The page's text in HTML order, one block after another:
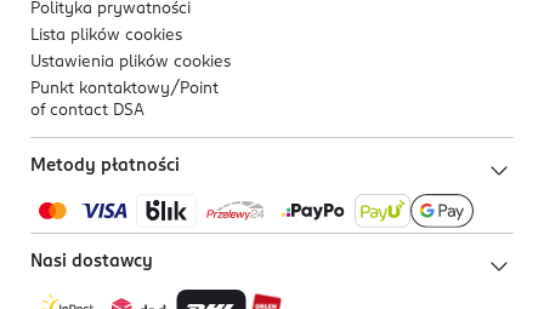
Polityka prywatności
Lista plików cookies
Ustawienia plików cookies
Punkt kontaktowy/ Point
of contact DSA
Metody płatności
Nasi dostawcy